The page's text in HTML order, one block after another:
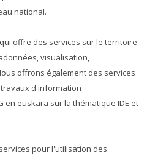
national.
des services sur le territoire
visualisation,
offrons également des services
d'information
en euskara sur la thématique IDE et
pour l'utilisation des